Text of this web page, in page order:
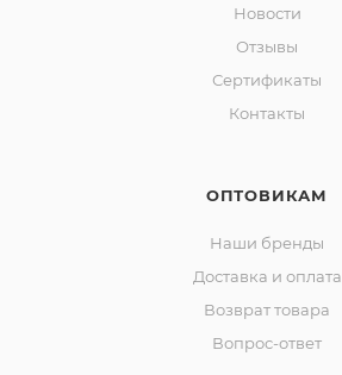
Новости
Отзывы
Сертификаты
Контакты
ОПТОВИКАМ
Наши бренды
Доставка и оплата
Возврат товара
Вопрос-ответ